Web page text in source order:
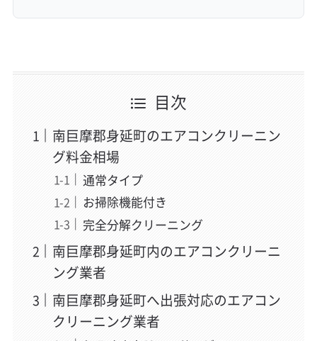
目次
南巨摩郡身延町のエアコンクリーニン
グ料金相場
通常タイプ
お掃除機能付き
完全分解クリーニング
南巨摩郡身延町内のエアコンクリーニ
ング業者
南巨摩郡身延町へ出張対応のエアコン
クリーニング業者